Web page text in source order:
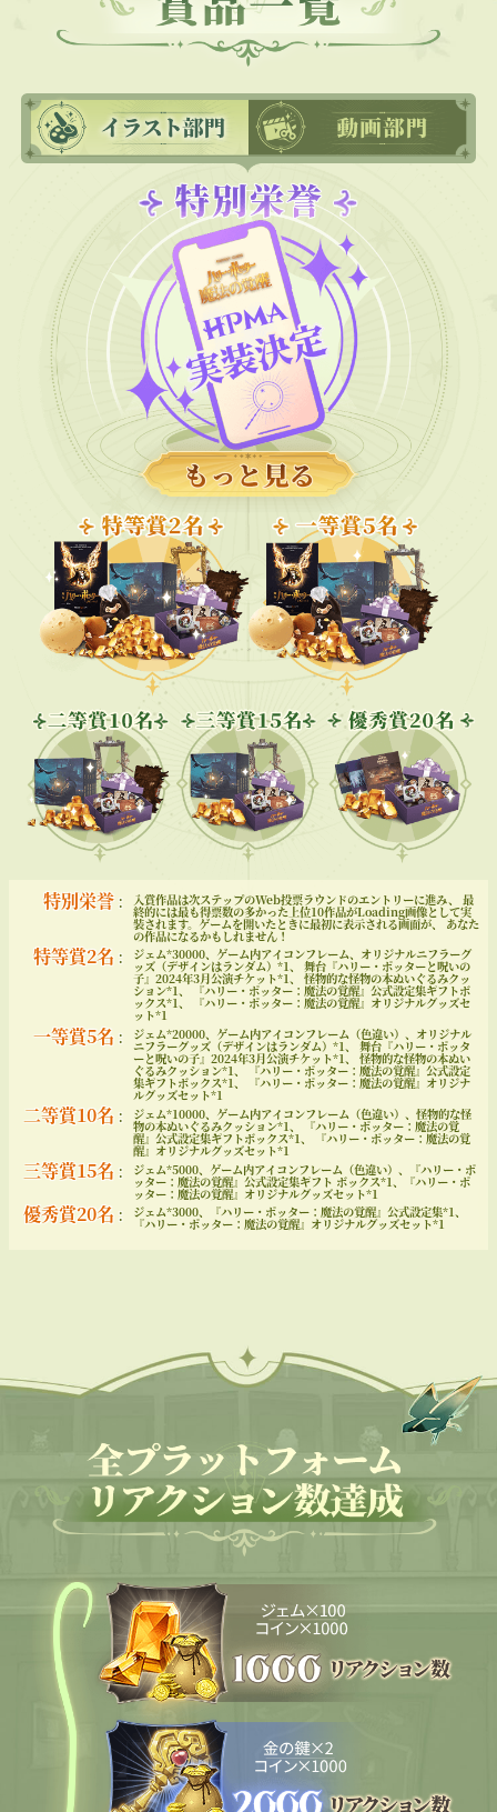
特別栄誉： 入賞作品は次ステップのWeb投票ラウンドのエントリーに進み、 最
終的には最も得票数の多かった上位10作品がLoading画像として実
装されます。ゲームを開いたときに最初に表示される画面が、 あなた
の作品になるかもしれません！
特等賞2名： ジェム*30000、ゲーム内アイコンフレーム、オリジナルニフラーグ
ッズ（デザインはランダム）*1、 舞台『ハリー・ポッターと呪いの
子』2024年3月公演チケット*1、 怪物的な怪物の本ぬいぐるみクッ
ション*1、 『ハリー・ポッター：魔法の覚醒』公式設定集ギフトボ
ックス*1、 『ハリー・ポッター：魔法の覚醒』オリジナルグッズセ
ット*1
一等賞5名： ジェム*20000、ゲーム内アイコンフレーム（色違い）、オリジナル
ニフラーグッズ（デザインはランダム）*1、 舞台『ハリー・ポッタ
ーと呪いの子』2024年3月公演チケット*1、 怪物的な怪物の本ぬい
ぐるみクッション*1、 『ハリー・ポッター：魔法の覚醒』公式設定
集ギフトボックス*1、 『ハリー・ポッター：魔法の覚醒』オリジナ
ルグッズセット*1
二等賞10名： ジェム*10000、ゲーム内アイコンフレーム（色違い）、怪物的な怪
物の本ぬいぐるみクッション*1、 『ハリー・ポッター：魔法の覚
醒』公式設定集ギフトボックス*1、 『ハリー・ポッター：魔法の覚
醒』オリジナルグッズセット*1
三等賞15名： ジェム*5000、ゲーム内アイコンフレーム（色違い）、『ハリー・ポ
ッター：魔法の覚醒』公式設定集ギフト ボックス*1、『ハリー・ポ
ッター：魔法の覚醒』オリジナルグッズセット*1
優秀賞20名： ジェム*3000、『ハリー・ポッター：魔法の覚醒』公式設定集*1、
『ハリー・ポッター：魔法の覚醒』オリジナルグッズセット*1